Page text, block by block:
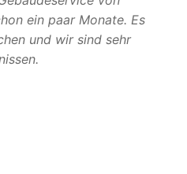
ein paar Monate. Es
und wir sind sehr